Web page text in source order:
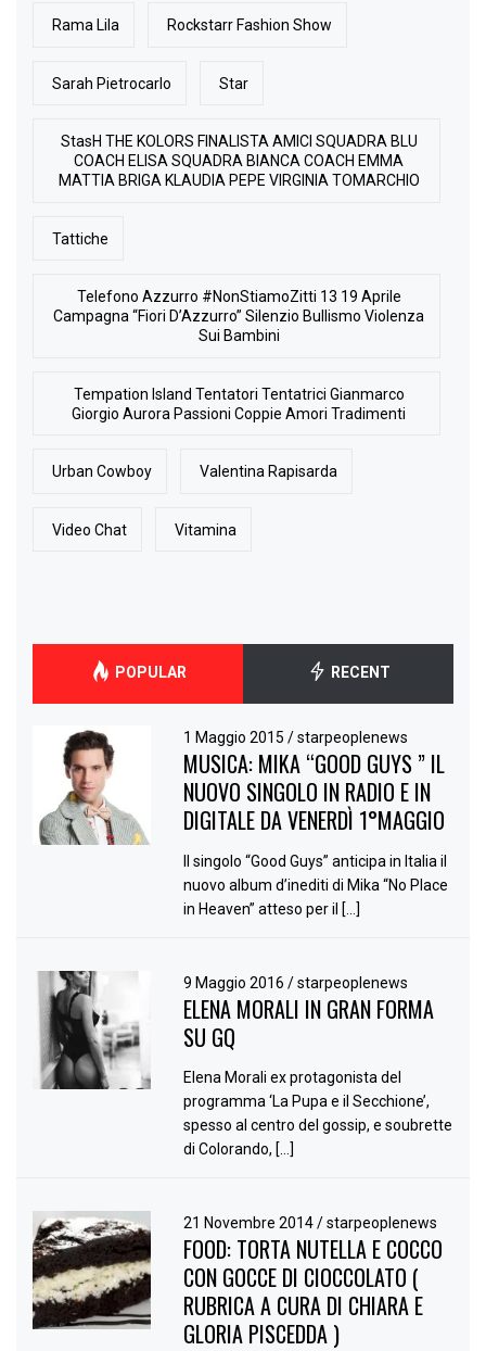
Rama Lila Rockstarr Fashion Show
Sarah Pietrocarlo Star
StasH THE KOLORS FINALISTA AMICI SQUADRA BLU
COACH ELISA SQUADRA BIANCA COACH EMMA
MATTIA BRIGA KLAUDIA PEPE VIRGINIA TOMARCHIO
Tattiche
Telefono Azzurro #NonStiamoZitti 13 19 Aprile
Campagna “Fiori D’Azzurro” Silenzio Bullismo Violenza
Sui Bambini
Tempation Island Tentatori Tentatrici Gianmarco
Giorgio Aurora Passioni Coppie Amori Tradimenti
Urban Cowboy Valentina Rapisarda
Video Chat Vitamina
POPULAR RECENT
1 Maggio 2015/ starpeoplenews
MUSICA: MIKA “GOOD GUYS ” IL
NUOVO SINGOLO IN RADIO E IN
DIGITALE DA VENERDÌ 1°MAGGIO
Il singolo “Good Guys” anticipa in Italia il
nuovo album d’inediti di Mika “No Place
in Heaven” atteso per il […]
9 Maggio 2016/ starpeoplenews
ELENA MORALI IN GRAN FORMA
SU GQ
Elena Morali ex protagonista del
programma ‘La Pupa e il Secchione’,
spesso al centro del gossip, e soubrette
di Colorando, […]
21 Novembre 2014/ starpeoplenews
FOOD: TORTA NUTELLA E COCCO
CON GOCCE DI CIOCCOLATO (
RUBRICA A CURA DI CHIARA E
GLORIA PISCEDDA )